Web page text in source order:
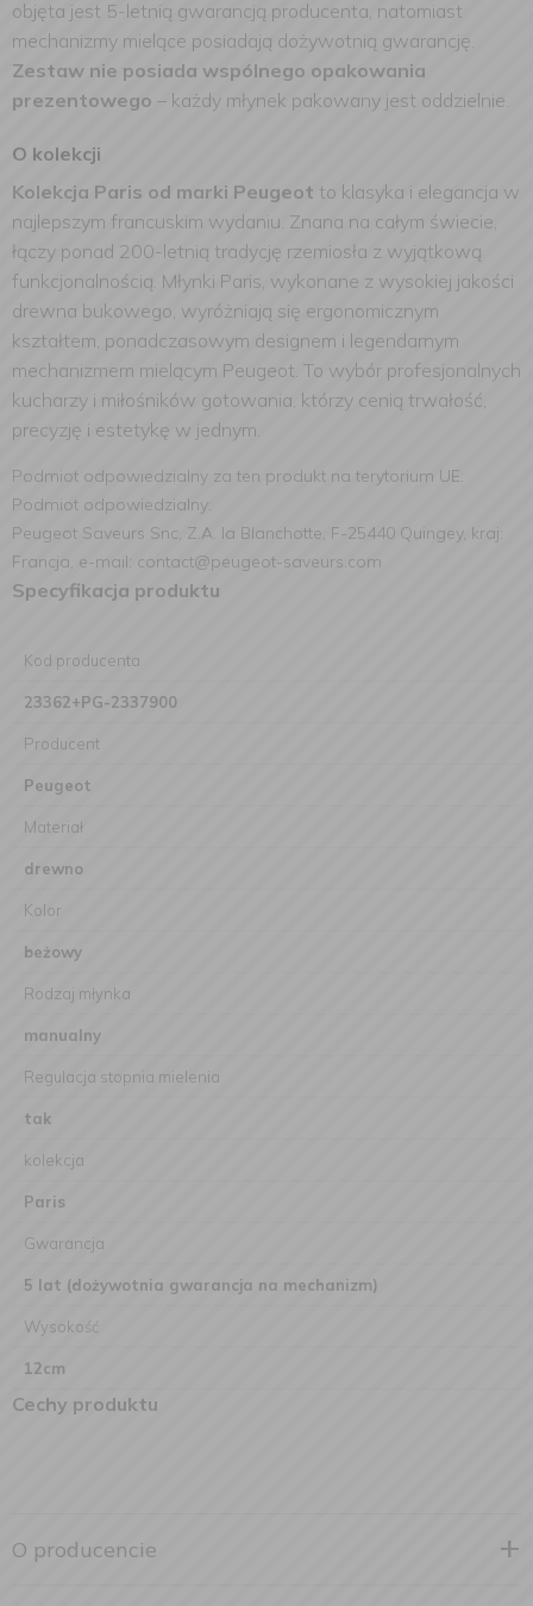
objęta jest 5-letnią gwarancją producenta, natomiast
mechanizmy mielące posiadają dożywotnią gwarancję.
Zestaw nie posiada wspólnego opakowania
prezentowego – każdy młynek pakowany jest oddzielnie.
O kolekcji
Kolekcja Paris od marki Peugeot to klasyka i elegancja w
najlepszym francuskim wydaniu. Znana na całym świecie,
łączy ponad 200-letnią tradycję rzemiosła z wyjątkową
funkcjonalnością. Młynki Paris, wykonane z wysokiej jakości
drewna bukowego, wyróżniają się ergonomicznym
kształtem, ponadczasowym designem i legendarnym
mechanizmem mielącym Peugeot. To wybór profesjonalnych
kucharzy i miłośników gotowania, którzy cenią trwałość,
precyzję i estetykę w jednym.
Podmiot odpowiedzialny za ten produkt na terytorium UE:
Podmiot odpowiedzialny:
Peugeot Saveurs Snc, Z.A. la Blanchotte, F-25440 Quingey, kraj:
Francja, e-mail: contact@peugeot-saveurs.com
Specyfikacja produktu
Kod producenta
23362+PG-2337900
Producent
Peugeot
Materiał
drewno
Kolor
beżowy
Rodzaj młynka
manualny
Regulacja stopnia mielenia
tak
kolekcja
Paris
Gwarancja
5 lat (dożywotnia gwarancja na mechanizm)
Wysokość
12cm
Cechy produktu
O producencie